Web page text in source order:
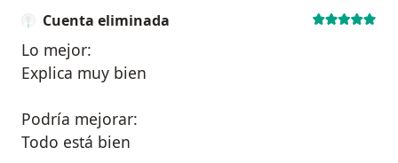
Cuenta eliminada
Lo mejor:
Explica muy bien
Podría mejorar:
Todo está bien